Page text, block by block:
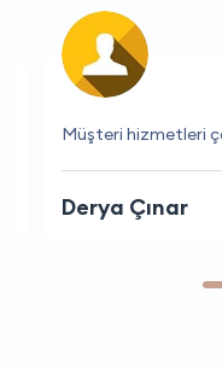
Müşteri hizmetleri çok
Derya Çınar